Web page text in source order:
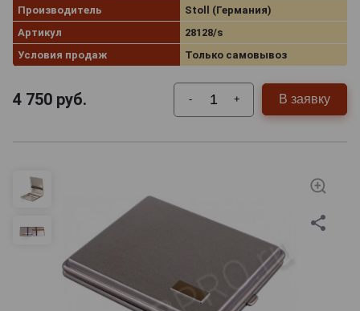
Производитель
Stoll (Германия)
Артикул
28128/s
Условия продаж
Только самовывоз
4 750 руб. - + В заявку